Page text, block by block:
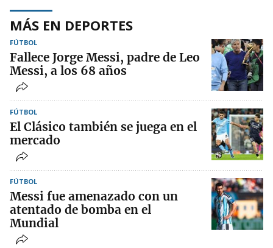
MÁS EN DEPORTES
FÚTBOL
Fallece Jorge Messi, padre de Leo
Messi, a los 68 años
FÚTBOL
El Clásico también se juega en el
mercado
FÚTBOL
Messi fue amenazado con un
atentado de bomba en el
Mundial